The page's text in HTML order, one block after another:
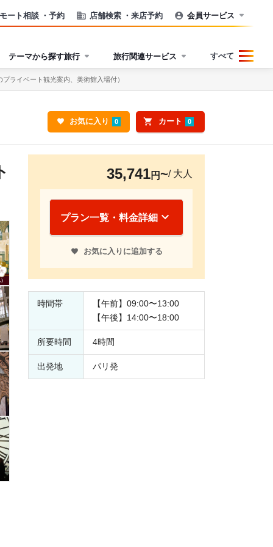
ート相談 ・予約 店舗検索 ・来店予約 会員サービス
テーマから探す旅行 旅行関連サービス すべて
ライベート観光案内、美術館入場付）
お気に入り 0 カート 0
35,741円 / 大人
プラン一覧・料金詳細
お気に入りに追加する
時間帯
【午前】09:00〜13:00
【午後】14:00〜18:00
所要時間 4時間
出発地 パリ発